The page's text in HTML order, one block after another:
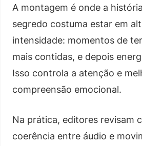
A montagem é onde a
segredo costuma estar em
intensidade: momentos de
mais contidas, e depois
Isso controla a atenção e
compreensão emocional.
Na prática, editores revisam
coerência entre áudio e